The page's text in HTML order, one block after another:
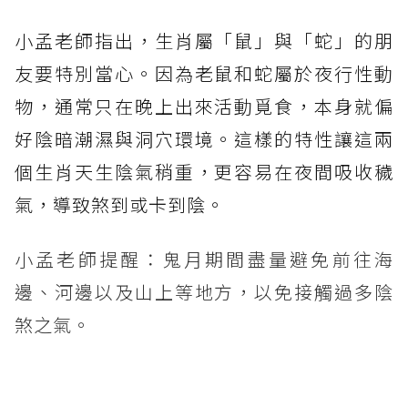
小孟老師指出，生肖屬「鼠」與「蛇」的朋
友要特別當心。因為老鼠和蛇屬於夜行性動
物，通常只在晚上出來活動覓食，本身就偏
好陰暗潮濕與洞穴環境。這樣的特性讓這兩
個生肖天生陰氣稍重，更容易在夜間吸收穢
氣，導致煞到或卡到陰。
小孟老師提醒：鬼月期間盡量避免前往海
邊、河邊以及山上等地方，以免接觸過多陰
煞之氣。